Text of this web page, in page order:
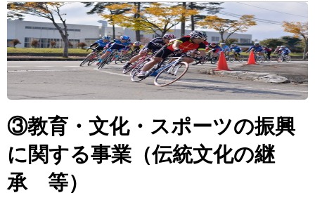
③教育・文化・スポーツの振興
に関する事業（伝統文化の継
承 等）